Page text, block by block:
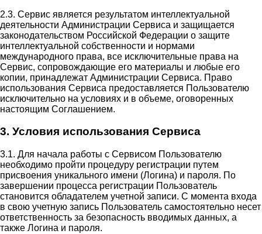
2.3. Сервис является результатом интеллектуальной
деятельности Администрации Сервиса и защищается
законодательством Российской Федерации о защите
интеллектуальной собственности и нормами
международного права, все исключительные права на
Сервис, сопровождающие его материалы и любые его
копии, принадлежат Администрации Сервиса. Право
использования Сервиса предоставляется Пользователю
исключительно на условиях и в объеме, оговоренных
настоящим Соглашением.
3. Условия использования Сервиса
3.1. Для начала работы с Сервисом Пользователю
необходимо пройти процедуру регистрации путем
присвоения уникального имени (Логина) и пароля. По
завершении процесса регистрации Пользователь
становится обладателем учетной записи. С момента входа
в свою учетную запись Пользователь самостоятельно несет
ответственность за безопасность вводимых данных, а
также Логина и пароля.